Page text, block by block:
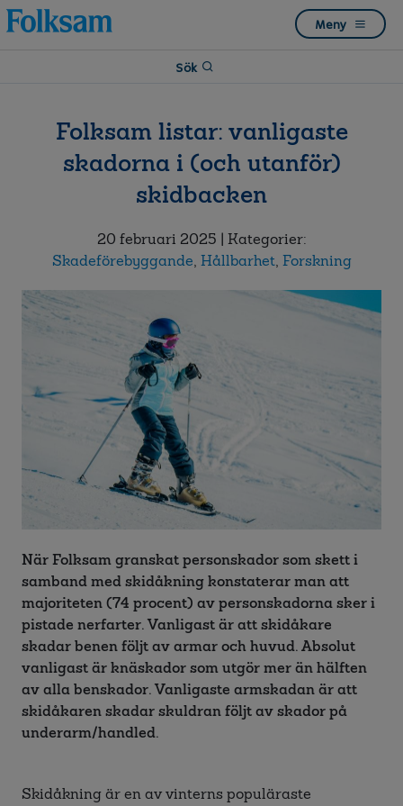
Till
navigation
Till
innehåll
Meny
Sök
Folksam listar: vanligaste
skadorna i (och utanför)
skidbacken
20 februari 2025 | Kategorier:
Skadeförebyggande, Hållbarhet, Forskning
När Folksam granskat personskador som skett i
samband med skidåkning konstaterar man att
majoriteten (74 procent) av personskadorna sker i
pistade nerfarter. Vanligast är att skidåkare
skadar benen följt av armar och huvud. Absolut
vanligast är knäskador som utgör mer än hälften
av alla benskador. Vanligaste armskadan är att
skidåkaren skadar skuldran följt av skador på
underarm/handled.
Skidåkning är en av vinterns populäraste